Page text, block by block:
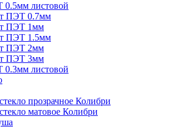
листовой
ПЭТ 0.7мм
ПЭТ 1мм
ПЭТ 1.5мм
ПЭТ 2мм
ПЭТ 3мм
листовой
прозрачное Колибри
матовое Колибри